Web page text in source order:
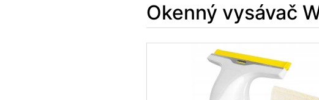
Okenný vysávač